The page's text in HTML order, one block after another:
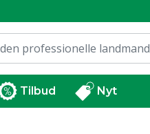
Tilbud Nyt